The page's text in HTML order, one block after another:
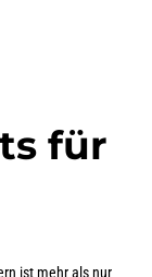
für
ist mehr als nur